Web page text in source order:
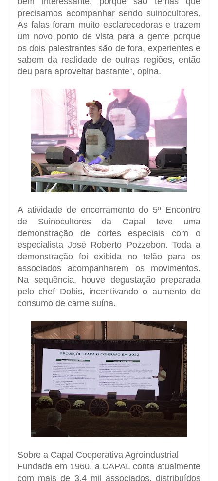
precisamos acompanhar sendo suinocultores.
As falas foram muito esclarecedoras e trazem
um novo ponto de vista para a gente porque
os dois palestrantes são de fora, experientes e
sabem da realidade de outras regiões, então
deu para aproveitar bastante”, opina.
A atividade de encerramento do 5º Encontro
de Suinocultores da Capal teve uma
demonstração de cortes especiais com o
especialista José Roberto Pozzebon. Toda a
demonstração foi exibida no telão para os
associados acompanharem os movimentos.
Na sequência, houve degustação preparada
pelo chef Dobis, incentivando o aumento do
consumo de carne suína.
Sobre a Capal Cooperativa Agroindustrial
Fundada em 1960, a CAPAL conta atualmente
com mais de 3,4 mil associados, distribuídos